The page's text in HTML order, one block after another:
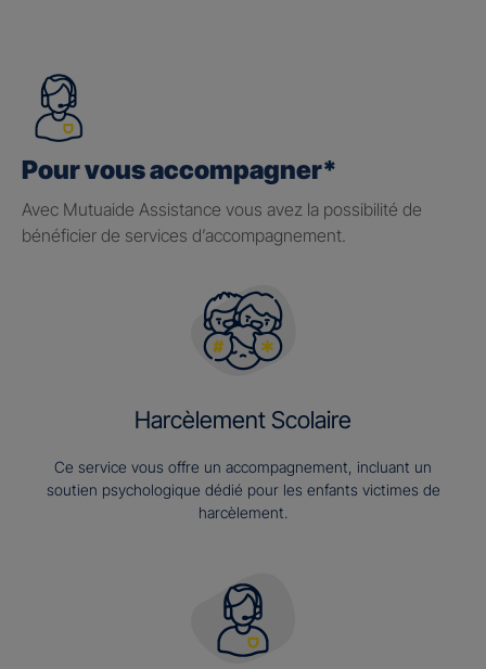
Pour vous accompagner*
Avec Mutuaide Assistance vous avez la possibilité de
bénéficier de services d’accompagnement.
Harcèlement Scolaire
Ce service vous offre un accompagnement, incluant un
soutien psychologique dédié pour les enfants victimes de
harcèlement.